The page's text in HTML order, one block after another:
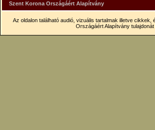
Szent Korona Országáért Alapítvány
Az oldalon található audió, vizuális tartalmak illetve
Országáért Alapítvány tulajdonát